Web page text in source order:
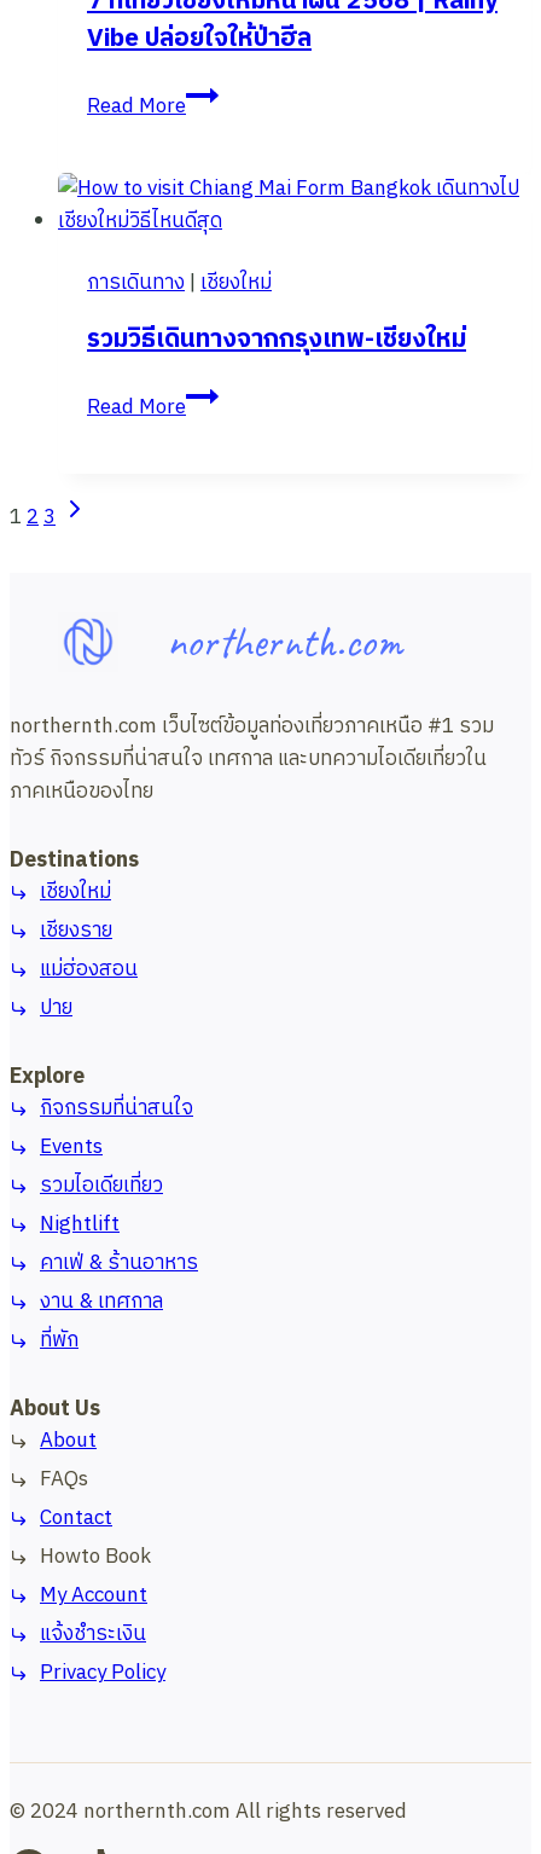
มือ
เบื้อง
โดย
เชียงใหม่
Vibe ปล่อยใจให้ป่าฮีล
Read More7
ที่
เชียงใหม่
หน้า
2568
Rainy
Vibe
ปล่อย
การเดินทาง|เชียงใหม่
รวมวิธีเดินทางจากกรุงเทพ-เชียงใหม่
Read Moreรวม
วิธี
Page
123 Next
northernth.com
northernth.com เว็บไซต์ข้อมูลท่องเที่ยวภาคเหนือ #1 รวม
ทัวร์ กิจกรรมที่น่าสนใจ เทศกาล และบทความไอเดียเที่ยวใน
ภาคเหนือของไทย
Destinations
เชียงใหม่
เชียงราย
แม่ฮ่องสอน
ปาย
Explore
กิจกรรมที่น่าสนใจ
Events
รวมไอเดียเที่ยว
Nightlift
คาเฟ่ & ร้านอาหาร
งาน & เทศกาล
ที่พัก
About Us
About
FAQs
Contact
Howto Book
My Account
แจ้งชำระเงิน
Privacy Policy
© 2024 northernth.com All rights reserved